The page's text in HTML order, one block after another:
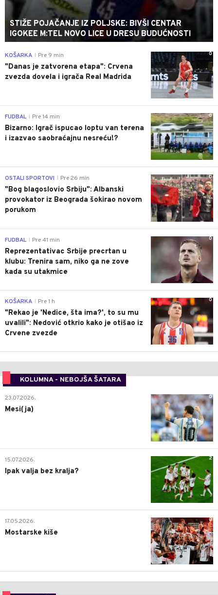
STIŽE POJAČANJE IZ POLJSKE: BIVŠI CENTAR
IGOKEE M:TEL NOVO LICE U DRESU BUDUĆNOSTI
0
KOŠARKA Pre 9 min
"Danas je zatvorena etapa": Crvena
zvezda dovela i igrača Real Madrida
0
FUDBAL Pre 14 min
Bizarno: Igrač ispucao loptu van terena
i izazvao saobraćajnu nesreću!?
0
OSTALI SPORTOVI Pre 26 min
"Bog blagoslovio Srbiju": Albanski
provokator iz Beograda šokirao novom
porukom
0
FUDBAL Pre 41 min
Reprezentativac Srbije precrtan u
klubu: Trenira sam, niko ga ne zove
kada su utakmice
0
KOŠARKA Pre 1 h
"Rekao je 'Nedice, šta ima?', to su mu
uvalili": Nedović otkrio kako je otišao iz
Crvene zvezde
KOLUMNA - NEBOJŠA ŠATARA
0
23.07.2026.
Mesi(ja)
2
15.07.2026.
Ipak valja bez kralja?
0
17.05.2026.
Mostarske kiše